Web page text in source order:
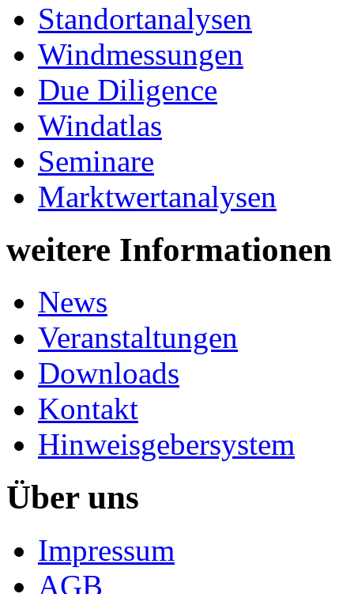
Standortanalysen
Windmessungen
Due Diligence
Windatlas
Seminare
Marktwertanalysen
weitere Informationen
News
Veranstaltungen
Downloads
Kontakt
Hinweisgebersystem
Über uns
Impressum
AGB